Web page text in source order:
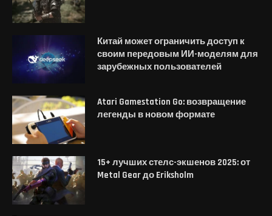
Китай может ограничить доступ к
своим передовым ИИ-моделям для
зарубежных пользователей
Atari Gamestation Go: возвращение
легенды в новом формате
15+ лучших стелс-экшенов 2025: от
Metal Gear до Eriksholm